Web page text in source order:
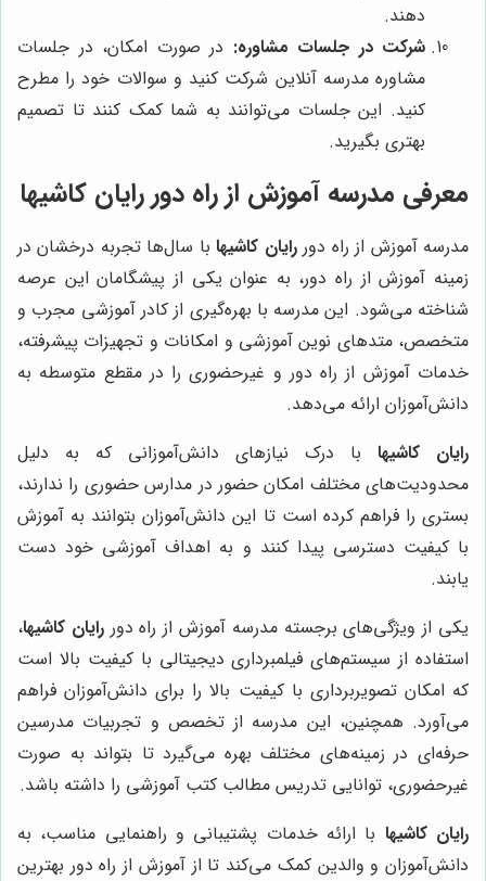
دهند.
شرکت در جلسات مشاوره: در صورت امکان، در جلسات
مشاوره مدرسه آنلاین شرکت کنید و سوالات خود را مطرح
کنید. این جلسات می‌توانند به شما کمک کنند تا تصمیم
بهتری بگیرید.
معرفی مدرسه آموزش از راه دور رایان کاشیها
مدرسه آموزش از راه دوررایان کاشیهابا سال‌ها تجربه درخشان در
زمینه آموزش از راه دور، به عنوان یکی از پیشگامان این عرصه
شناخته می‌شود. این مدرسه با بهره‌گیری از کادر آموزشی مجرب و
متخصص، متدهای نوین آموزشی و امکانات و تجهیزات پیشرفته،
خدمات آموزش از راه دور و غیرحضوری را در مقطع متوسطه به
دانش‌آموزان ارائه می‌دهد.
رایان کاشیها با درک نیازهای دانش‌آموزانی که به دلیل
محدودیت‌های مختلف امکان حضور در مدارس حضوری را ندارند،
بستری را فراهم کرده است تا این دانش‌آموزان بتوانند به آموزش
با کیفیت دسترسی پیدا کنند و به اهداف آموزشی خود دست
یابند.
یکی از ویژگی‌های برجسته مدرسه آموزش از راه دوررایان کاشیها،
استفاده از سیستم‌های فیلمبرداری دیجیتالی با کیفیت بالا است
که امکان تصویربرداری با کیفیت بالا را برای دانش‌آموزان فراهم
می‌آورد. همچنین، این مدرسه از تخصص و تجربیات مدرسین
حرفه‌ای در زمینه‌های مختلف بهره می‌گیرد تا بتواند به صورت
غیرحضوری، توانایی تدریس مطالب کتب آموزشی را داشته باشد.
رایان کاشیها با ارائه خدمات پشتیبانی و راهنمایی مناسب، به
دانش‌آموزان و والدین کمک می‌کند تا از آموزش از راه دور بهترین